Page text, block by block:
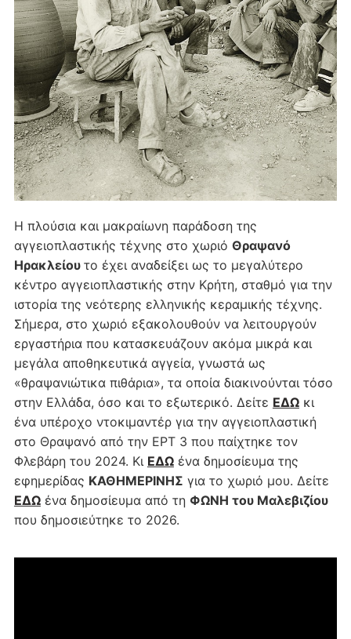
Η πλούσια και μακραίωνη παράδοση της
αγγειοπλαστικής τέχνης στο χωριό Θραψανό
Ηρακλείου το έχει αναδείξει ως το μεγαλύτερο
κέντρο αγγειοπλαστικής στην Κρήτη, σταθμό για την
ιστορία της νεότερης ελληνικής κεραμικής τέχνης.
Σήμερα, στο χωριό εξακολουθούν να λειτουργούν
εργαστήρια που κατασκευάζουν ακόμα μικρά και
μεγάλα αποθηκευτικά αγγεία, γνωστά ως
«θραψανιώτικα πιθάρια», τα οποία διακινούνται τόσο
στην Ελλάδα, όσο και το εξωτερικό. Δείτε ΕΔΩκι
ένα υπέροχο ντοκιμαντέρ για την αγγειοπλαστική
στο Θραψανό από την ΕΡΤ 3 που παίχτηκε τον
Φλεβάρη του 2024. Κι ΕΔΩένα δημοσίευμα της
εφημερίδας ΚΑΘΗΜΕΡΙΝΗΣ για το χωριό μου. Δείτε
ΕΔΩένα δημοσίευμα από τη ΦΩΝΗ του Μαλεβιζίου
που δημοσιεύτηκε το 2026.